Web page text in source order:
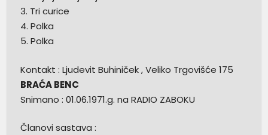
3. Tri curice
4. Polka
5. Polka
Kontakt : Ljudevit Buhiniček , Veliko Trgovišće 175
BRAĆA BENC
Snimano : 01.06.1971.g. na RADIO ZABOKU
Članovi sastava :